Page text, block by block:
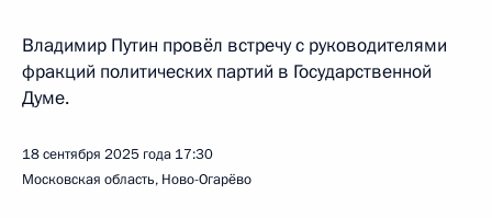
Владимир Путин провёл встречу с руководителями
фракций политических партий в Государственной
Думе.
18 сентября 2025 года 17:30
Московская область, Ново-Огарёво